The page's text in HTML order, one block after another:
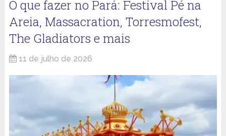
O que fazer no Pará: Festival Pé na
Areia, Massacration, Torresmofest,
The Gladiators e mais
11 de julho de 2026